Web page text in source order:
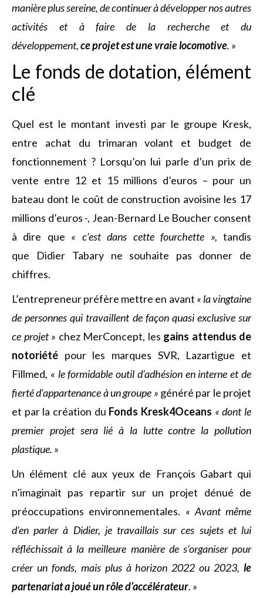
manière plus sereine, de continuer à développer nos autres
activités et à faire de la recherche et du
développement,ce projet est une vraie locomotive. »
Le fonds de dotation, élément
clé
Quel est le montant investi par le groupe Kresk,
entre achat du trimaran volant et budget de
fonctionnement ? Lorsqu’on lui parle d’un prix de
vente entre 12 et 15 millions d’euros – pour un
bateau dont le coût de construction avoisine les 17
millions d’euros -, Jean-Bernard Le Boucher consent
à dire que « c’est dans cette fourchette »,tandis
que Didier Tabary ne souhaite pas donner de
chiffres.
L’entrepreneur préfère mettre en avant « la vingtaine
de personnes qui travaillent de façon quasi exclusive sur
ce projet » chez MerConcept, les gains attendus de
notoriété pour les marques SVR, Lazartigue et
Fillmed, « le formidable outil d’adhésion en interne et de
fierté d’appartenance à un groupe » généré par le projet
et par la création du Fonds Kresk4Oceans « dont le
premier projet sera lié à la lutte contre la pollution
plastique. »
Un élément clé aux yeux de François Gabart qui
n’imaginait pas repartir sur un projet dénué de
préoccupations environnementales. « Avant même
d’en parler à Didier, je travaillais sur ces sujets et lui
réfléchissait à la meilleure manière de s’organiser pour
créer un fonds, mais plus à horizon 2022 ou 2023, le
partenariat a joué un rôle d’accélérateur. »